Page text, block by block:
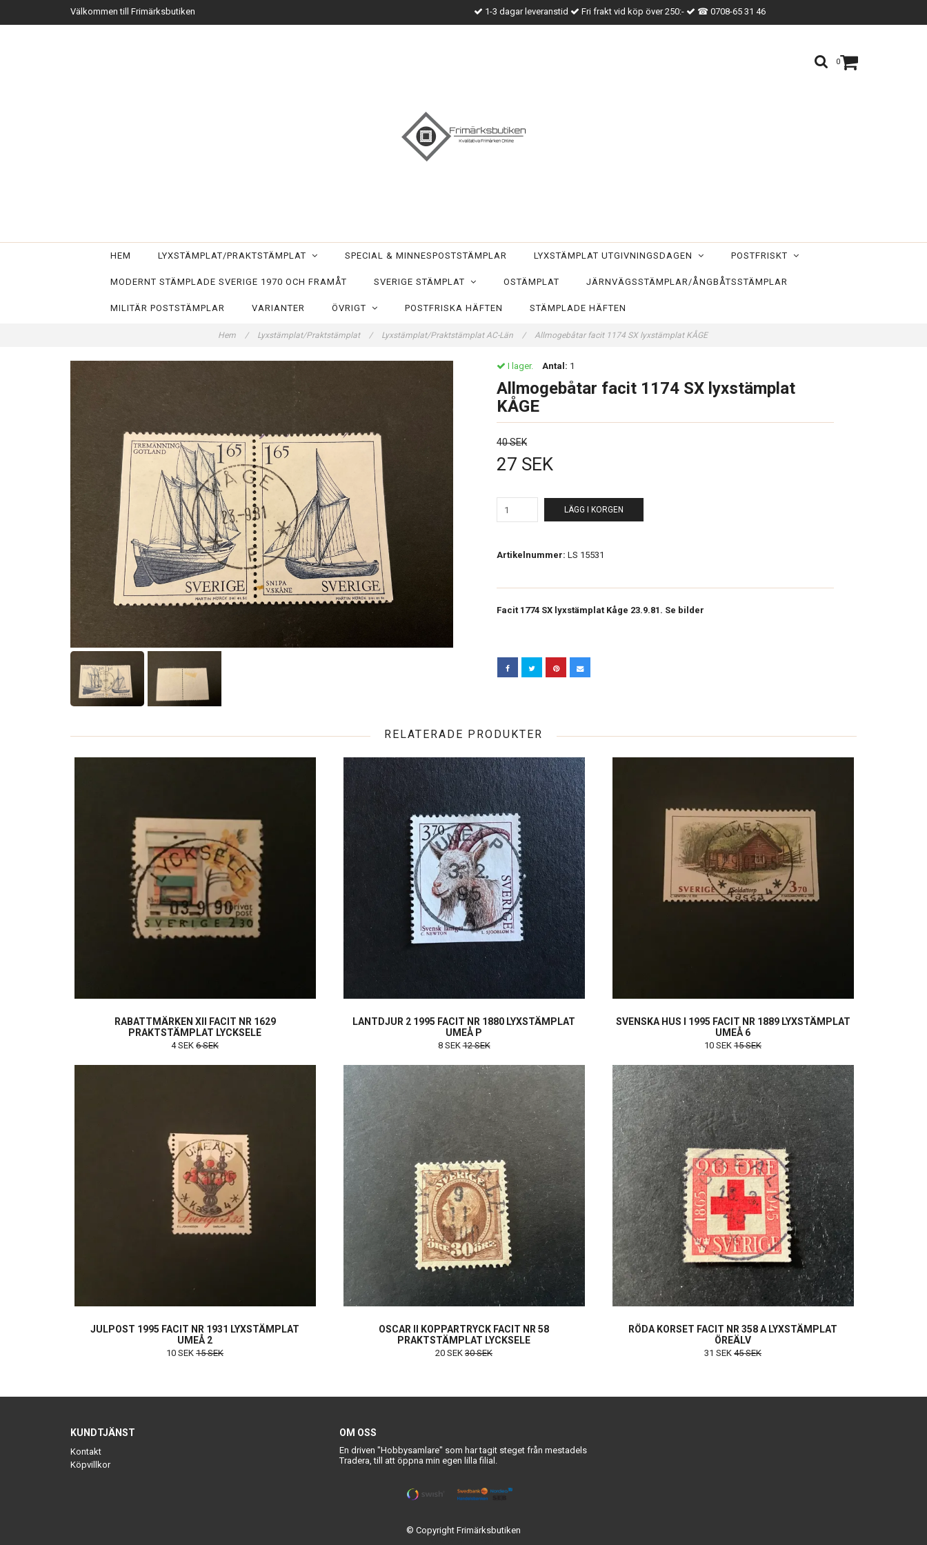
Välkommen till Frimärksbutiken 1-3 dagar leveranstid Fri frakt vid köp över 250:- ☎ 0708-65 31 46
0
HEM LYXSTÄMPLAT/PRAKTSTÄMPLAT SPECIAL & MINNESPOSTSTÄMPLAR LYXSTÄMPLAT UTGIVNINGSDAGEN POSTFRISKT
MODERNT STÄMPLADE SVERIGE 1970 OCH FRAMÅT SVERIGE STÄMPLAT OSTÄMPLAT JÄRNVÄGSSTÄMPLAR/ÅNGBÅTSSTÄMPLAR
MILITÄR POSTSTÄMPLAR VARIANTER ÖVRIGT POSTFRISKA HÄFTEN STÄMPLADE HÄFTEN
Hem / Lyxstämplat/Praktstämplat / Lyxstämplat/Praktstämplat AC-Län / Allmogebåtar facit 1174 SX lyxstämplat KÅGE
I lager. Antal: 1
Allmogebåtar facit 1174 SX lyxstämplat
KÅGE
40 SEK
27 SEK
LÄGG I KORGEN
Artikelnummer: LS 15531
Facit 1774 SX lyxstämplat Kåge 23.9.81. Se bilder
RELATERADE PRODUKTER
RABATTMÄRKEN XII FACIT NR 1629
PRAKTSTÄMPLAT LYCKSELE
4 SEK 6 SEK
LANTDJUR 2 1995 FACIT NR 1880 LYXSTÄMPLAT
UMEÅ P
8 SEK12 SEK
SVENSKA HUS I 1995 FACIT NR 1889 LYXSTÄMPLAT
UMEÅ 6
10 SEK 15 SEK
JULPOST 1995 FACIT NR 1931 LYXSTÄMPLAT
UMEÅ 2
10 SEK 15 SEK
OSCAR II KOPPARTRYCK FACIT NR 58
PRAKTSTÄMPLAT LYCKSELE
20 SEK 30 SEK
RÖDA KORSET FACIT NR 358 A LYXSTÄMPLAT
ÖREÄLV
31 SEK 45 SEK
KUNDTJÄNST
Kontakt
Köpvillkor
OM OSS
En driven "Hobbysamlare" som har tagit steget från mestadels
Tradera, till att öppna min egen lilla filial.
© Copyright Frimärksbutiken